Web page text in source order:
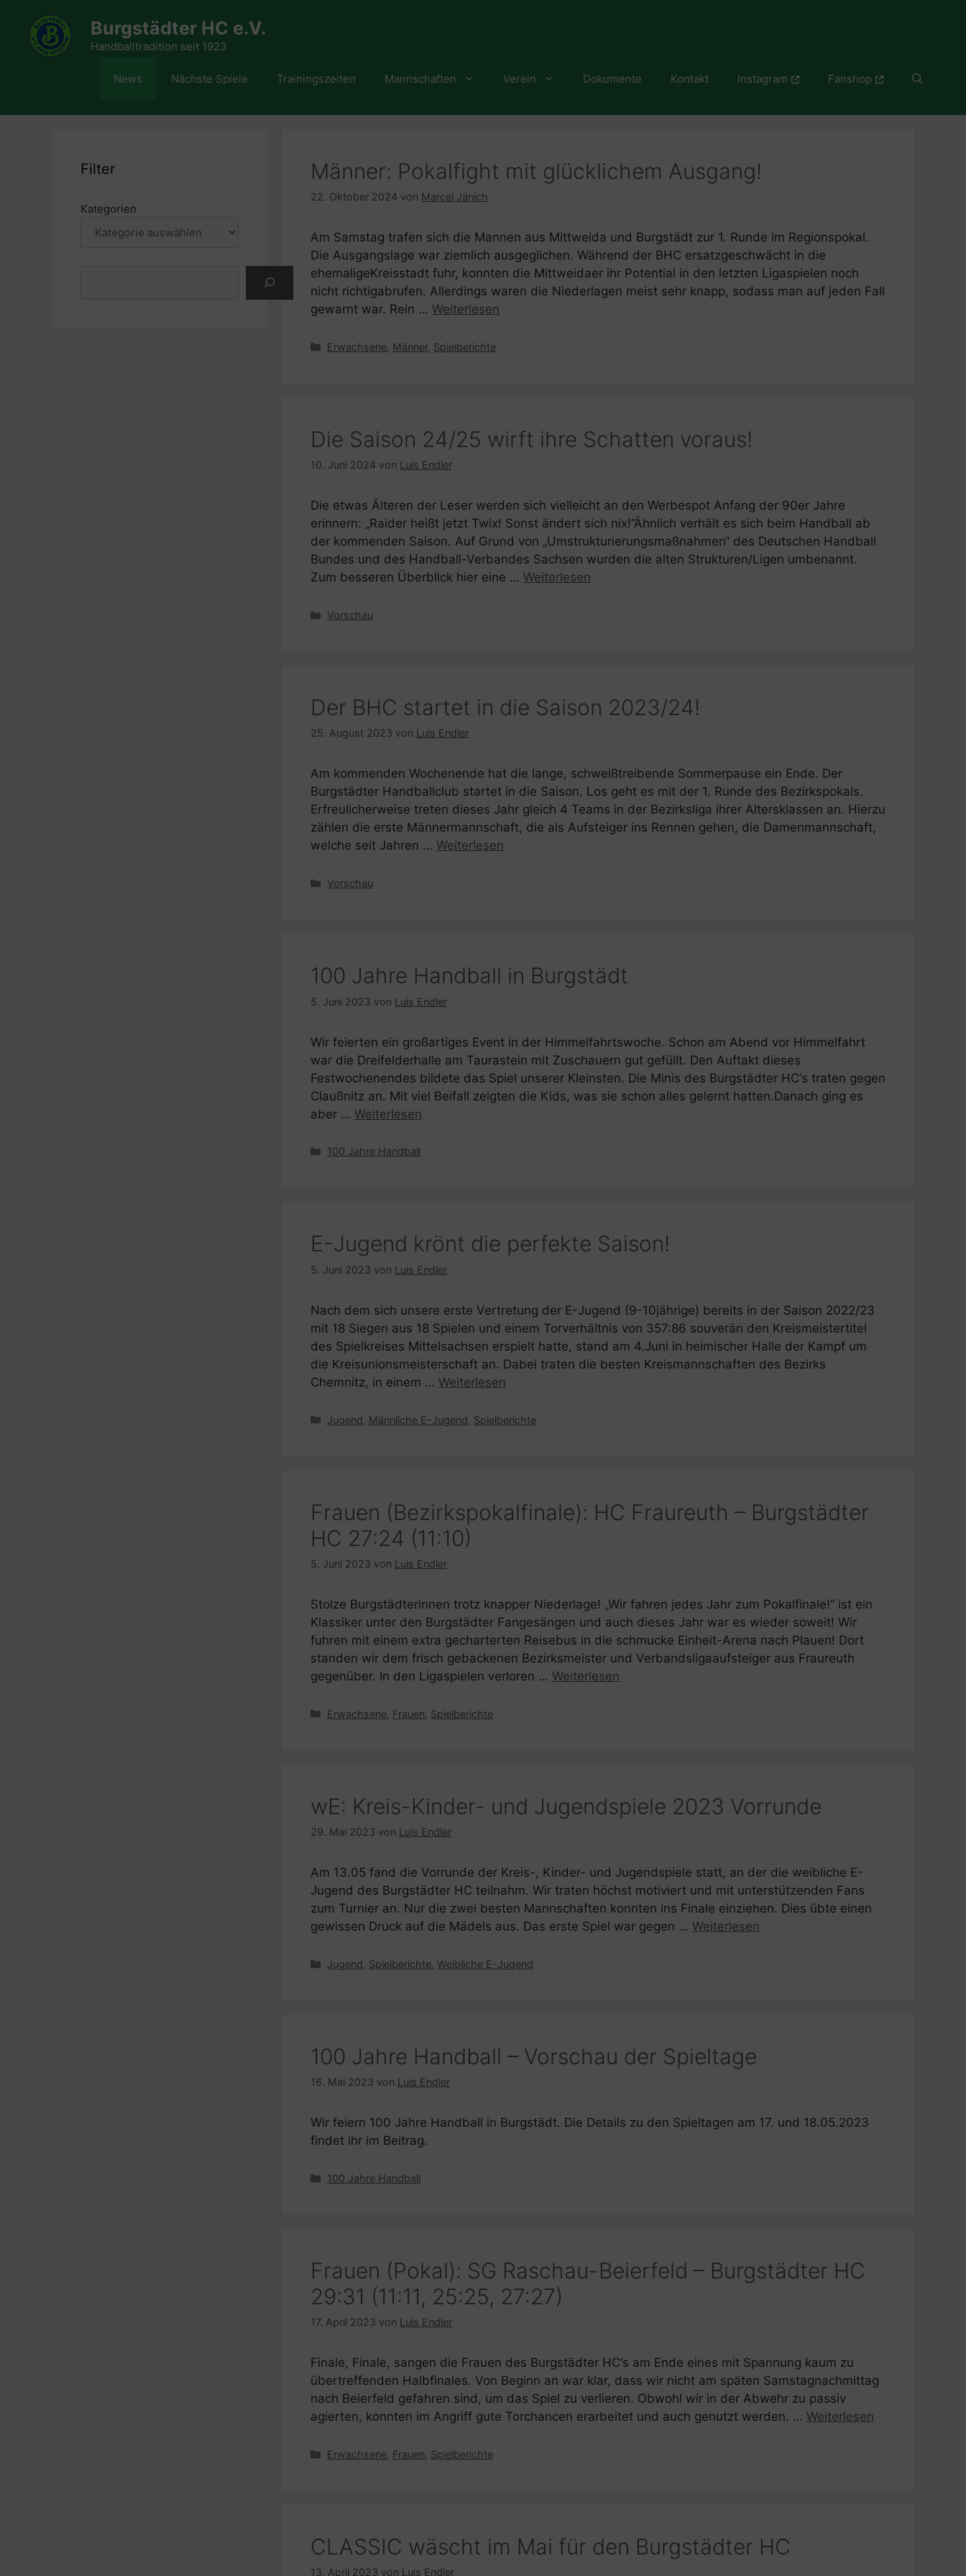
springen
Burgstädter HC e.V.
Handballtradition seit 1923
News Nächste Spiele Trainingszeiten Mannschaften Verein Dokumente Kontakt Instagram Fanshop
Männer: Pokalfight mit glücklichem Ausgang!
22. Oktober 2024 von Marcel Jänich
Am Samstag trafen sich die Mannen aus Mittweida und Burgstädt zur 1. Runde im Regionspokal.
Die Ausgangslage war ziemlich ausgeglichen. Während der BHC ersatzgeschwächt in die
ehemaligeKreisstadt fuhr, konnten die Mittweidaer ihr Potential in den letzten Ligaspielen noch
nicht richtigabrufen. Allerdings waren die Niederlagen meist sehr knapp, sodass man auf jeden Fall
gewarnt war. Rein … Weiterlesen
Kategorien
Erwachsene Männer, Spielberichte
Die Saison 24/25 wirft ihre Schatten voraus!
10. Juni 2024 von Luis Endler
Die etwas Älteren der Leser werden sich vielleicht an den Werbespot Anfang der 90er Jahre
erinnern: „Raider heißt jetzt Twix! Sonst ändert sich nix!“Ähnlich verhält es sich beim Handball ab
der kommenden Saison. Auf Grund von „Umstrukturierungsmaßnahmen“ des Deutschen Handball
Bundes und des Handball-Verbandes Sachsen wurden die alten Strukturen/Ligen umbenannt.
Zum besseren Überblick hier eine … Weiterlesen
Kategorien
Vorschau
Der BHC startet in die Saison 2023/24!
25. August 2023 von Luis Endler
Am kommenden Wochenende hat die lange, schweißtreibende Sommerpause ein Ende. Der
Burgstädter Handballclub startet in die Saison. Los geht es mit der 1. Runde des Bezirkspokals.
Erfreulicherweise treten dieses Jahr gleich 4 Teams in der Bezirksliga ihrer Altersklassen an. Hierzu
zählen die erste Männermannschaft, die als Aufsteiger ins Rennen gehen, die Damenmannschaft,
welche seit Jahren … Weiterlesen
Kategorien
Vorschau
100 Jahre Handball in Burgstädt
5. Juni 2023 von Luis Endler
Wir feierten ein großartiges Event in der Himmelfahrtswoche. Schon am Abend vor Himmelfahrt
war die Dreifelderhalle am Taurastein mit Zuschauern gut gefüllt. Den Auftakt dieses
Festwochenendes bildete das Spiel unserer Kleinsten. Die Minis des Burgstädter HC‘s traten gegen
Claußnitz an. Mit viel Beifall zeigten die Kids, was sie schon alles gelernt hatten.Danach ging es
aber … Weiterlesen
Kategorien
100 Jahre Handball
E-Jugend krönt die perfekte Saison!
5. Juni 2023 von Luis Endler
Nach dem sich unsere erste Vertretung der E-Jugend (9-10jährige) bereits in der Saison 2022/23
mit 18 Siegen aus 18 Spielen und einem Torverhältnis von 357:86 souverän den Kreismeistertitel
des Spielkreises Mittelsachsen erspielt hatte, stand am 4.Juni in heimischer Halle der Kampf um
die Kreisunionsmeisterschaft an. Dabei traten die besten Kreismannschaften des Bezirks
Chemnitz, in einem … Weiterlesen
Kategorien
Jugend Männliche E-Jugend Spielberichte
Frauen (Bezirkspokalfinale): HC Fraureuth – Burgstädter
HC 27:24 (11:10)
5. Juni 2023 von Luis Endler
Stolze Burgstädterinnen trotz knapper Niederlage! „Wir fahren jedes Jahr zum Pokalfinale!“ ist ein
Klassiker unter den Burgstädter Fangesängen und auch dieses Jahr war es wieder soweit! Wir
fuhren mit einem extra gecharterten Reisebus in die schmucke Einheit-Arena nach Plauen! Dort
standen wir dem frisch gebackenen Bezirksmeister und Verbandsligaaufsteiger aus Fraureuth
gegenüber. In den Ligaspielen verloren … Weiterlesen
Kategorien
Erwachsene Frauen Spielberichte
wE: Kreis-Kinder- und Jugendspiele 2023 Vorrunde
29. Mai 2023 von Luis Endler
Am 13.05 fand die Vorrunde der Kreis-, Kinder- und Jugendspiele statt, an der die weibliche E-
Jugend des Burgstädter HC teilnahm. Wir traten höchst motiviert und mit unterstützenden Fans
zum Turnier an. Nur die zwei besten Mannschaften konnten ins Finale einziehen. Dies übte einen
gewissen Druck auf die Mädels aus. Das erste Spiel war gegen … Weiterlesen
Kategorien
Jugend Spielberichte Weibliche E-Jugend
100 Jahre Handball – Vorschau der Spieltage
16. Mai 2023 von Luis Endler
Wir feiern 100 Jahre Handball in Burgstädt. Die Details zu den Spieltagen am 17. und 18.05.2023
findet ihr im Beitrag.
Kategorien
100 Jahre Handball
Frauen (Pokal): SG Raschau-Beierfeld – Burgstädter HC
29:31 (11:11, 25:25, 27:27)
17. April 2023 von Luis Endler
Finale, Finale, sangen die Frauen des Burgstädter HC‘s am Ende eines mit Spannung kaum zu
übertreffenden Halbfinales. Von Beginn an war klar, dass wir nicht am späten Samstagnachmittag
nach Beierfeld gefahren sind, um das Spiel zu verlieren. Obwohl wir in der Abwehr zu passiv
agierten, konnten im Angriff gute Torchancen erarbeitet und auch genutzt werden. … Weiterlesen
Kategorien
Erwachsene Frauen Spielberichte
CLASSIC wäscht im Mai für den Burgstädter HC
13. April 2023 von Luis Endler
Filter
Kategorien